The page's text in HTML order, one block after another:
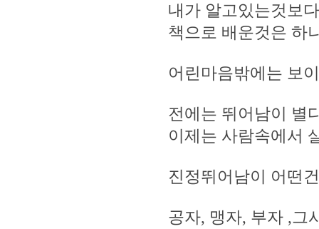
내가 알고있는것보
책으로 배운것은 하
어린마음밖에는 보
전에는 뛰어남이 별
이제는 사람속에서
진정뛰어남이 어떤
공자, 맹자, 부자 ,그